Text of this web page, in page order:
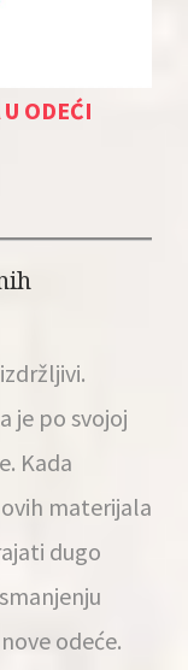
ODEĆI
je po svojoj
Kada
materijala
dugo
odeće.